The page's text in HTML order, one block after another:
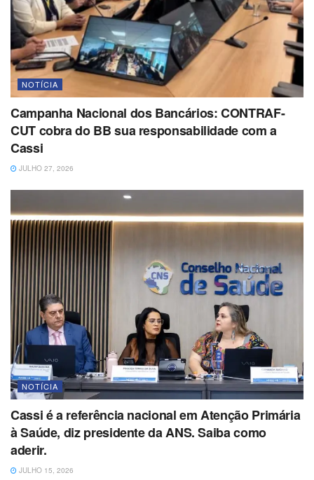
NOTÍCIA
Campanha Nacional dos Bancários: CONTRAF-
CUT cobra do BB sua responsabilidade com a
Cassi
JULHO 27, 2026
NOTÍCIA
Cassi é a referência nacional em Atenção Primária
à Saúde, diz presidente da ANS. Saiba como
aderir.
JULHO 15, 2026